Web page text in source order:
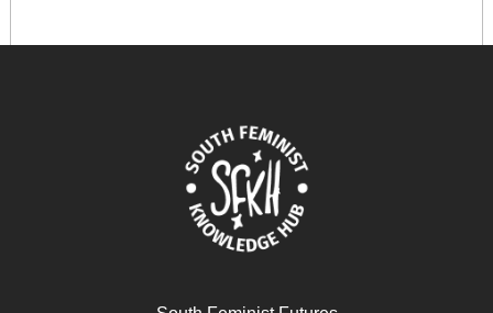
التضامن النسوي كفعل مُناهض للاستعمار